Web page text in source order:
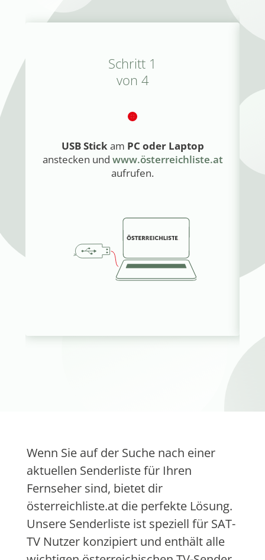
Schritt 1
von 4
USB Stickam PC oder Laptop
anstecken und www.österreichliste.at
aufrufen.
Wenn Sie auf der Suche nach einer
aktuellen Senderliste für Ihren
Fernseher sind, bietet dir
österreichliste.at die perfekte Lösung.
Unsere Senderliste ist speziell für SAT-
TV Nutzer konzipiert und enthält alle